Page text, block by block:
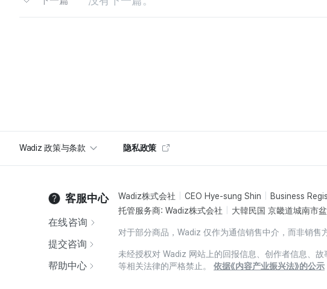
Wadiz 政策与条款 隐私政策
客服中心
在线咨询
提交咨询
帮助中心
Wadiz株式会社 CEO Hye-sung Shin Business
托管服务商: Wadiz株式会社
大韓民国 京畿道城南市
对于部分商品，Wadiz 仅作为通信销售中介，而非销售
未经授权对 Wadiz 网站上的回报信息、创作者信息、故
等相关法律的严格禁止。
依据《内容产业振兴法》的公示